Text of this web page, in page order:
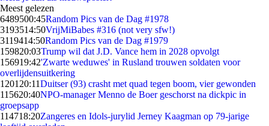
Meest gelezen
6489500:45Random Pics van de Dag #1978
3193514:50VrijMiBabes #316 (not very sfw!)
3119414:50Random Pics van de Dag #1979
159820:03Trump wil dat J.D. Vance hem in 2028 opvolgt
156919:42'Zwarte weduwes' in Rusland trouwen soldaten voor
overlijdensuitkering
1201 20:11Duitser (93) crasht met quad tegen boom, vier gewonden
115620:40NPO-manager Menno de Boer geschorst na dickpic in
groepsapp
114718:20Zangeres en Idols-jurylid Jerney Kaagman op 79-jarige